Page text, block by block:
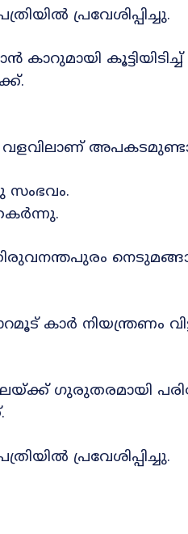
പ്രവേശിപ്പിച്ചു.
വളവിലാണ്
സംഭവം.
തിരുവനന്തപുരം
കാർ നിയന്ത്രണം
ഗുരുതരമായി
പ്രവേശിപ്പിച്ചു.